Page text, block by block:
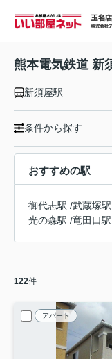
熊本電気鉄道 新
新須屋駅
条件から探す
おすすめの駅
御代志駅 /武蔵塚駅
光の森駅 /竜田口駅
122件
アパート